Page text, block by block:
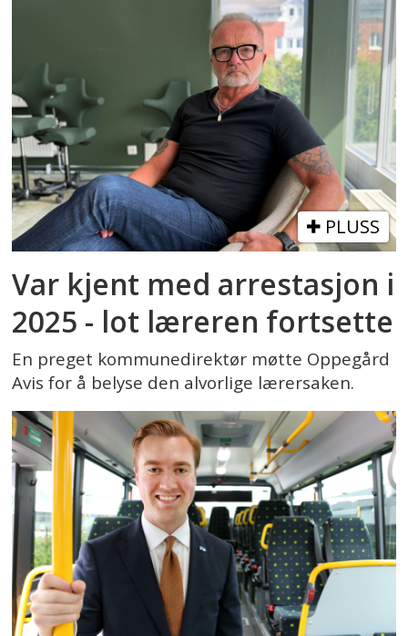
PLUSS
Var kjent med arrestasjon i
2025 - lot læreren fortsette
En preget kommunedirektør møtte Oppegård
Avis for å belyse den alvorlige lærersaken.